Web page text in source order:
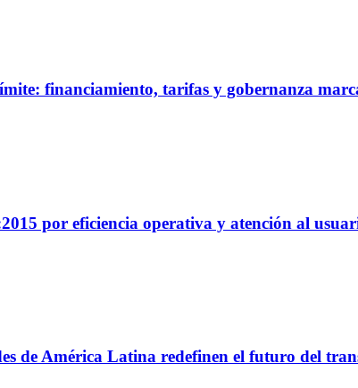
financiamiento, tarifas y gobernanza
por eficiencia operativa y atención al
de América Latina redefinen el futuro del